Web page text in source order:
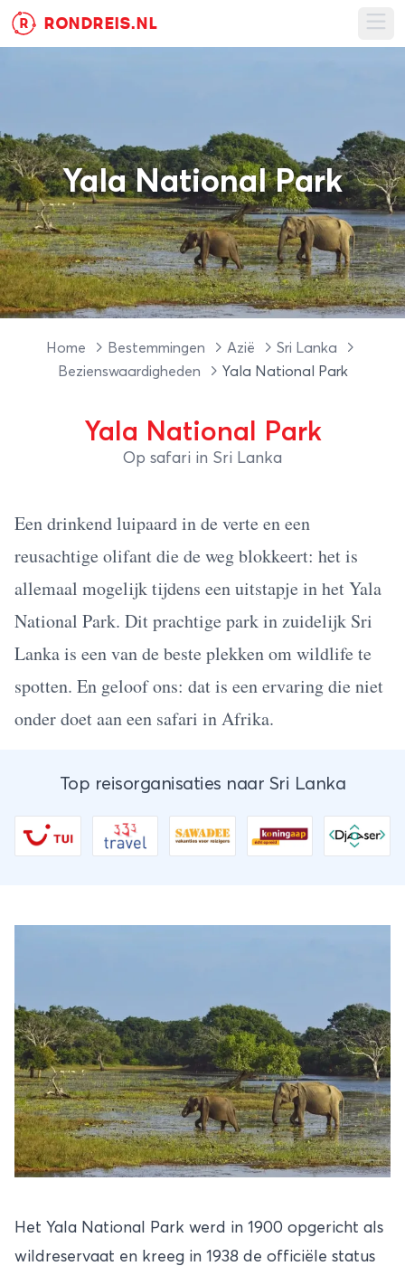
R RONDREIS.NL
Yala National Park
Home Bestemmingen Azië
Sri Lanka
Bezienswaardigheden
Yala National Park
Yala National Park
Op safari in Sri Lanka
Een drinkend luipaard in de verte en een
reusachtige olifant die de weg blokkeert: het is
allemaal mogelijk tijdens een uitstapje in het Yala
National Park. Dit prachtige park in zuidelijk Sri
Lanka is een van de beste plekken om wildlife te
spotten. En geloof ons: dat is een ervaring die niet
onder doet aan een safari in Afrika.
Top reisorganisaties naar Sri Lanka
Het Yala National Park werd in 1900 opgericht als
wildreservaat en kreeg in 1938 de officiële status